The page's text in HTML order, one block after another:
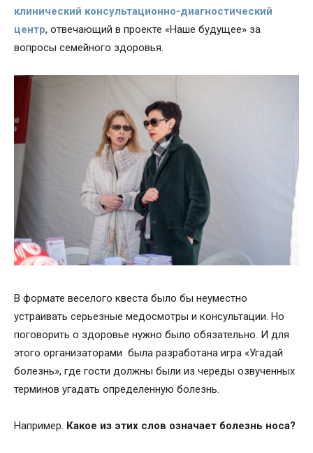
клинический консультационно-диагностический
центр, отвечающий в проекте «Наше будущее» за
вопросы семейного здоровья.
В формате веселого квеста было бы неуместно
устраивать серьезные медосмотры и консультации. Но
поговорить о здоровье нужно было обязательно. И для
этого организаторами была разработана игра «Угадай
болезнь», где гости должны были из череды озвученных
терминов угадать определенную болезнь.
Например. Какое из этих слов означает болезнь носа?